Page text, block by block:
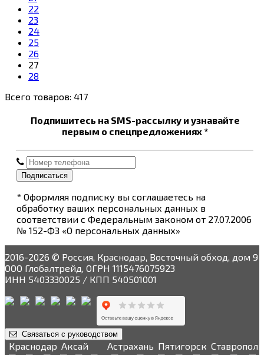
22
23
24
25
26
27
28
Всего товаров: 417
Подпишитесь на SMS-рассылку и узнавайте
первым о спецпредложениях *
Подписаться
* Оформляя подписку вы соглашаетесь на
обработку ваших персональных данных в
соответствии с Федеральным законом от 27.07.2006
№ 152-ФЗ «О персональных данных»
2016-2026 © Россия, Краснодар, Восточный обход, дом 9
ООО Глобалтрейд, ОГРН 1115476075923
ИНН 5403330025 / КПП 540501001
Связаться с руководством
Краснодар Аксай Астрахань Пятигорск Ставрополь